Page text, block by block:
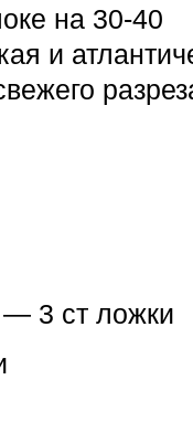
на 30-40
и
3 ст ложки